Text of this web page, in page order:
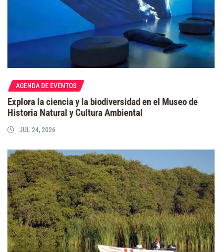
AGENDA DE EVENTOS
Explora la ciencia y la biodiversidad en el Museo de
Historia Natural y Cultura Ambiental
JUL 24, 2026